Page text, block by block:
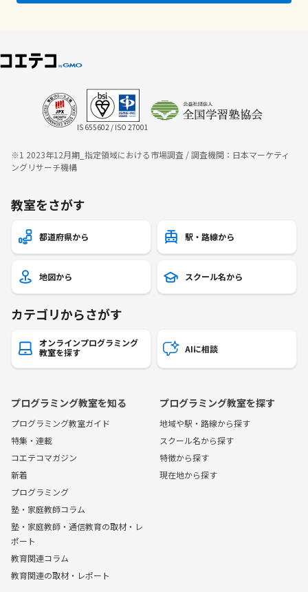
IS 655602 / ISO 27001
※1 2023年12月期_指定領域における市場調査 / 調査機関：日本マーケティ
ングリサーチ機構
教室をさがす
都道府県から 駅・路線から
地図から スクール名から
カテゴリからさがす
オンラインプログラミング
教室を探す
AIに相談
プログラミング教室を知る
プログラミング教室ガイド
特集・連載
コエテコマガジン
新着
プログラミング
塾・家庭教師コラム
塾・家庭教師・通信教育の取材・レ
ポート
教育関連コラム
教育関連の取材・レポート
プログラミング教室を探す
地域や駅・路線から探す
スクール名から探す
特徴から探す
現在地から探す